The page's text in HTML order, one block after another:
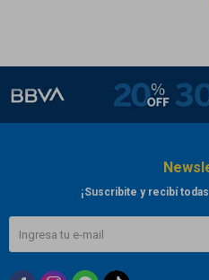
¡Suscribite y recibí